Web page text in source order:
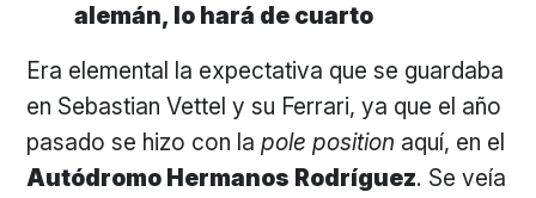
alemán, lo hará de cuarto
Era elemental la expectativa que se guardaba
en Sebastian Vettel y su Ferrari, ya que el año
pasado se hizo con lapole position aquí, en el
Autódromo Hermanos Rodríguez. Se veía